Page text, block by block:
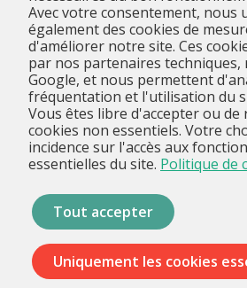
Avec votre consentement, nous
également des cookies de
d'améliorer notre site. Ces
par nos partenaires
Google, et nous permettent
fréquentation et l'utilisation du
Vous êtes libre d'accepter ou de
cookies non essentiels. Votre
incidence sur l'accès aux
essentielles du site. Politique de
Tout accepter
Uniquement les cookies